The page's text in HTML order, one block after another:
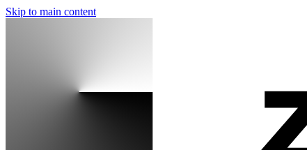
Skip to main content